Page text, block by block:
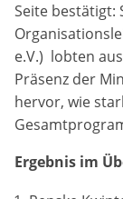
Seite bestätigt:
e.V.) lobten
Präsenz der
hervor, wie
Ergebnis im
Name:
_gat, _ga,
Anbieter:
Google LLC
Diese